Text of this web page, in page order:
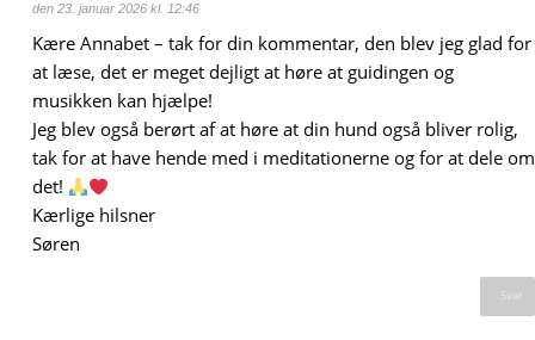
den 23. januar 2026 kl. 12:46
Kære Annabet – tak for din kommentar, den blev jeg glad for
at læse, det er meget dejligt at høre at guidingen og
musikken kan hjælpe!
Jeg blev også berørt af at høre at din hund også bliver rolig,
tak for at have hende med i meditationerne og for at dele om
det!
Kærlige hilsner
Søren
Svar